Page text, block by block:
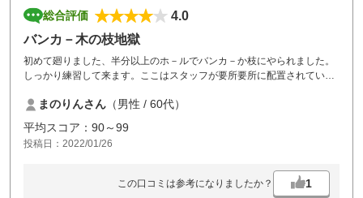
総合評価
4.0
バンカ－木の枝地獄
初めて廻りました、半分以上のホ－ルでバンカ－か枝にやられました。
しっかり練習して来ます。ここはスタッフが要所要所に配置されてい
変気に入りました、又行きたいです。
まのりんさん （男性 / 60代）
平均スコア：90～99
投稿日：2022/01/26
この口コミは参考になりましたか？ 1